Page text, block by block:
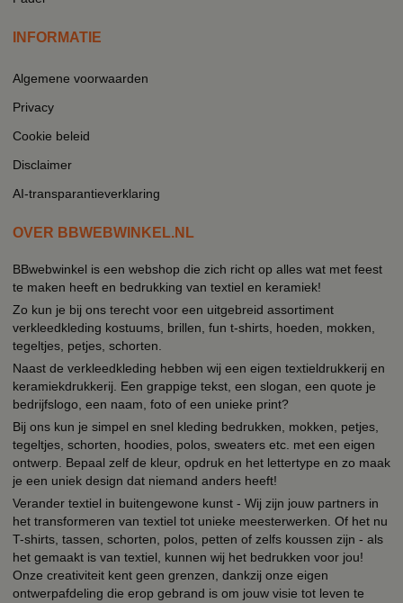
INFORMATIE
Algemene voorwaarden
Privacy
Cookie beleid
Disclaimer
AI-transparantieverklaring
OVER BBWEBWINKEL.NL
BBwebwinkel is een webshop die zich richt op alles wat met feest
te maken heeft en bedrukking van textiel en keramiek!
Zo kun je bij ons terecht voor een uitgebreid assortiment
verkleedkleding kostuums, brillen, fun t-shirts, hoeden, mokken,
tegeltjes, petjes, schorten.
Naast de verkleedkleding hebben wij een eigen textieldrukkerij en
keramiekdrukkerij. Een grappige tekst, een slogan, een quote je
bedrijfslogo, een naam, foto of een unieke print?
Bij ons kun je simpel en snel kleding bedrukken, mokken, petjes,
tegeltjes, schorten, hoodies, polos, sweaters etc. met een eigen
ontwerp. Bepaal zelf de kleur, opdruk en het lettertype en zo maak
je een uniek design dat niemand anders heeft!
Verander textiel in buitengewone kunst - Wij zijn jouw partners in
het transformeren van textiel tot unieke meesterwerken. Of het nu
T-shirts, tassen, schorten, polos, petten of zelfs koussen zijn - als
het gemaakt is van textiel, kunnen wij het bedrukken voor jou!
Onze creativiteit kent geen grenzen, dankzij onze eigen
ontwerpafdeling die erop gebrand is om jouw visie tot leven te